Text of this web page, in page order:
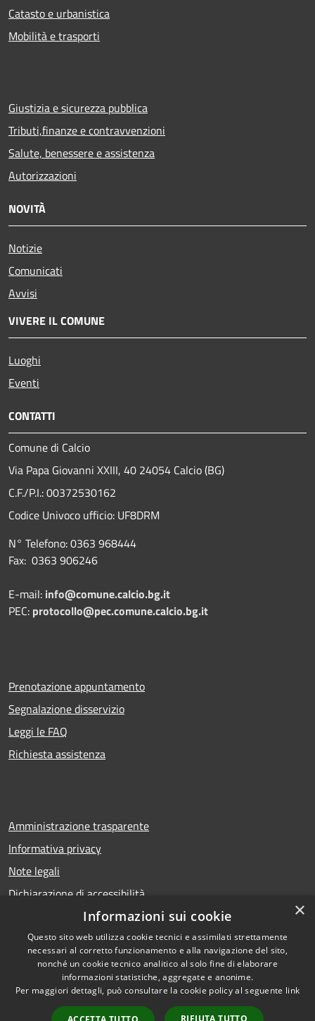
Catasto e urbanistica
Mobilità e trasporti
Giustizia e sicurezza pubblica
Tributi,finanze e contravvenzioni
Salute, benessere e assistenza
Autorizzazioni
NOVITÀ
Notizie
Comunicati
Avvisi
VIVERE IL COMUNE
Luoghi
Eventi
CONTATTI
Comune di Calcio
Via Papa Giovanni XXIII, 40 24054 Calcio (BG)
C.F./P.I.: 00372530162
Codice Univoco ufficio: UF8DRM
N° Telefono: 0363 968444
Fax: 0363 906246
E-mail: info@comune.calcio.bg.it
PEC: protocollo@pec.comune.calcio.bg.it
Prenotazione appuntamento
Segnalazione disservizio
Leggi le FAQ
Richiesta assistenza
Amministrazione trasparente
Informativa privacy
Note legali
Dichiarazione di accessibilità
RSS
Accessibilità
Privacy
Copyright © 2026 • Comune di
Calcio • Powered by
Municipium•Accesso
redazione
×
Informazioni sui cookie
Questo sito web utilizza cookie tecnici e assimilati strettamente
necessari al corretto funzionamento e alla navigazione del sito,
nonché un cookie tecnico analitico al solo fine di elaborare
informazioni statistiche, aggregate e anonime.
Per maggiori dettagli, può consultare la cookie policy al seguente link
RIFIUTA TUTTO